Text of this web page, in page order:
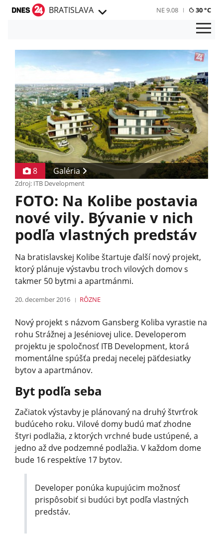
BRATISLAVA NE 9.08 30 °C
8 Galéria
Zdroj: ITB Development
FOTO: Na Kolibe postavia
nové vily. Bývanie v nich
podľa vlastných predstáv
Na bratislavskej Kolibe štartuje ďalší nový projekt,
ktorý plánuje výstavbu troch vilových domov s
takmer 50 bytmi a apartmánmi.
20. december 2016 RÔZNE
Nový projekt s názvom Gansberg Koliba vyrastie na
rohu Strážnej a Jeséniovej ulice. Developerom
projektu je spoločnosť ITB Development, ktorá
momentálne spúšťa predaj necelej päťdesiatky
bytov a apartmánov.
Byt podľa seba
Začiatok výstavby je plánovaný na druhý štvrťrok
budúceho roku. Vilové domy budú mať zhodne
štyri podlažia, z ktorých vrchné bude ustúpené, a
jedno až dve podzemné podlažia. V každom dome
bude 16 respektíve 17 bytov.
Developer ponúka kupujúcim možnosť
prispôsobiť si budúci byt podľa vlastných
predstáv.